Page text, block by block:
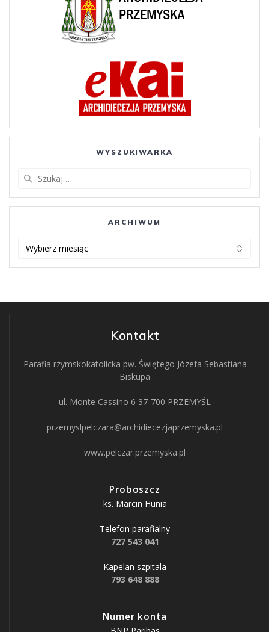
WYSZUKIWARKA
ARCHIWUM
Kontakt
Parafia rzymskokatolicka pw. Świętego Józefa Sebastiana
Biskupa
ul. Monte Cassino 6 37-700 PRZEMYŚL
przemyslpelczara@archidiecezjaprzemyska.pl
www.pelczar.przemyska.pl
Proboszcz
ks. Marcin Hunia
Telefon parafialny
727 543 041
Kapelan szpitala
793 648 888
Numer konta